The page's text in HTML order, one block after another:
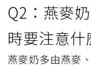
Q2：燕麥
時要注意什
燕麥奶多由燕麥